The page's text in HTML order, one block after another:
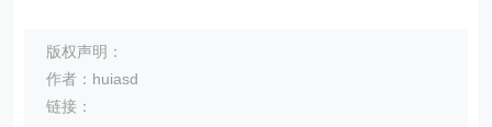
版权声明：
作者：huiasd
链接：